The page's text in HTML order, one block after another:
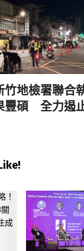
竹地檢署聯合
豐碩 全力遏